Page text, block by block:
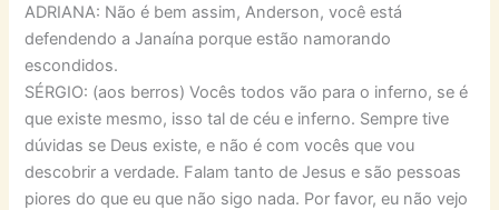
ADRIANA: Não é bem assim, Anderson, você está
defendendo a Janaína porque estão namorando
escondidos.
SÉRGIO: (aos berros) Vocês todos vão para o inferno, se é
que existe mesmo, isso tal de céu e inferno. Sempre tive
dúvidas se Deus existe, e não é com vocês que vou
descobrir a verdade. Falam tanto de Jesus e são pessoas
piores do que eu que não sigo nada. Por favor, eu não vejo